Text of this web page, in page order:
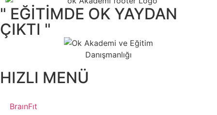
" EĞİTİMDE OK YAYDAN
ÇIKTI "
HIZLI MENÜ
BraınFıt